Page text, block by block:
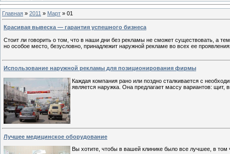
Главная » 2011 » Март » 01
Красивая вывеска — гарантия успешного бизнеса
Стоит ли говорить о том, что в наши дни без рекламы не сможет существовать, а
но особое место, безусловно, принадлежит наружной рекламе во всех ее
Использование наружной рекламы для позиционирования фирмы
Каждая компания рано или поздно сталкивается с
является наружка. Она предлагает массу вариантов: щит,
Лучшее медицинское оборудование
Вы хотите, чтобы в вашей клинике было все лучшее, в